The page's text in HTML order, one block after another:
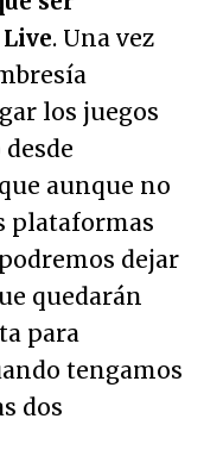
. Una vez
los juegos
aunque no
plataformas
dejar
quedarán
para
tengamos
dos